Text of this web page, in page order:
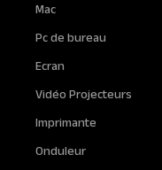
Mac
Pc de bureau
Ecran
Vidéo Projecteurs
Imprimante
Onduleur